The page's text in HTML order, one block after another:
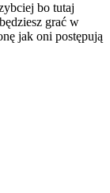
bo tutaj
grać w
jak oni postępują